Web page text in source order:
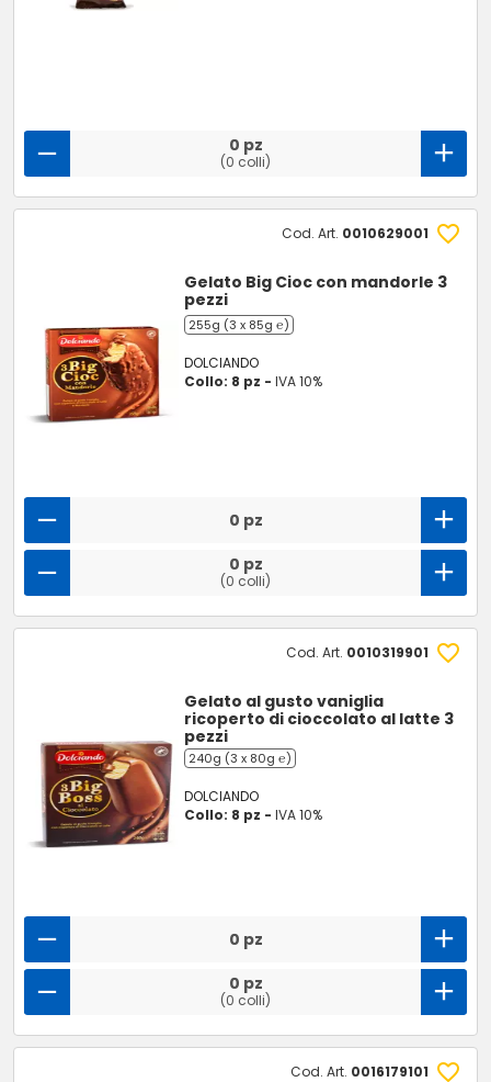
0 pz
(0 colli)
Cod. Art. 0010629001
Gelato Big Cioc con mandorle 3
pezzi
255g (3 x 85g ℮)
DOLCIANDO
Collo: 8 pz -IVA 10%
0 pz
0 pz
(0 colli)
Cod. Art. 0010319901
Gelato al gusto vaniglia
ricoperto di cioccolato al latte 3
pezzi
240g (3 x 80g ℮)
DOLCIANDO
Collo: 8 pz -IVA 10%
0 pz
0 pz
(0 colli)
Cod. Art. 0016179101